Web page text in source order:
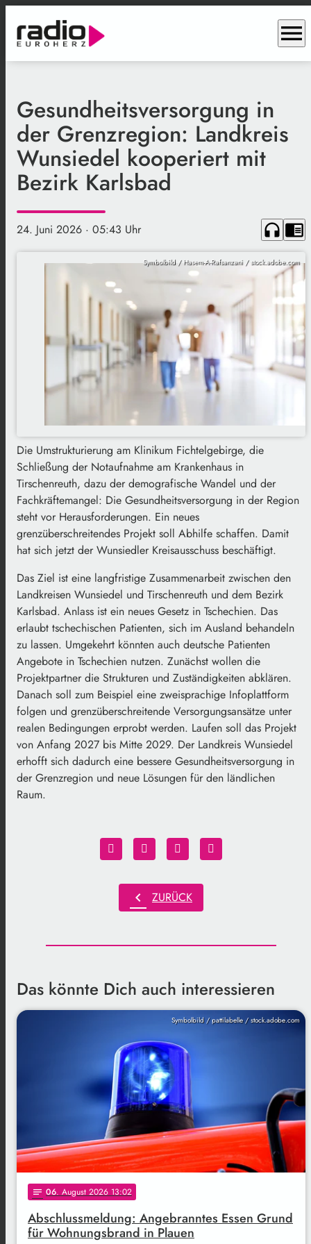
menu
Gesundheitsversorgung in
der Grenzregion: Landkreis
Wunsiedel kooperiert mit
Bezirk Karlsbad
24. Juni 2026 · 05:43 Uhr headphones chrome_reader_mode
Symbolbild / Hasem-A-Rafsanzani / stock.adobe.com
Die Umstrukturierung am Klinikum Fichtelgebirge, die
Schließung der Notaufnahme am Krankenhaus in
Tirschenreuth, dazu der demografische Wandel und der
Fachkräftemangel: Die Gesundheitsversorgung in der Region
steht vor Herausforderungen. Ein neues
grenzüberschreitendes Projekt soll Abhilfe schaffen. Damit
hat sich jetzt der Wunsiedler Kreisausschuss beschäftigt.
Das Ziel ist eine langfristige Zusammenarbeit zwischen den
Landkreisen Wunsiedel und Tirschenreuth und dem Bezirk
Karlsbad. Anlass ist ein neues Gesetz in Tschechien. Das
erlaubt tschechischen Patienten, sich im Ausland behandeln
zu lassen. Umgekehrt könnten auch deutsche Patienten
Angebote in Tschechien nutzen. Zunächst wollen die
Projektpartner die Strukturen und Zuständigkeiten abklären.
Danach soll zum Beispiel eine zweisprachige Infoplattform
folgen und grenzüberschreitende Versorgungsansätze unter
realen Bedingungen erprobt werden. Laufen soll das Projekt
von Anfang 2027 bis Mitte 2029. Der Landkreis Wunsiedel
erhofft sich dadurch eine bessere Gesundheitsversorgung in
der Grenzregion und neue Lösungen für den ländlichen
Raum.
chevron_left ZURÜCK
Das könnte Dich auch interessieren
Symbolbild / pattilabelle / stock.adobe.com
notes 06. August 2026 13:02
Abschlussmeldung: Angebranntes Essen Grund
für Wohnungsbrand in Plauen